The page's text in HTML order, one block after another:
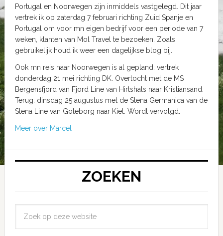
Portugal en Noorwegen zijn inmiddels vastgelegd. Dit jaar
vertrek ik op zaterdag 7 februari richting Zuid Spanje en
Portugal om voor mn eigen bedrijf voor een periode van 7
weken, klanten van Mol Travel te bezoeken. Zoals
gebruikelijk houd ik weer een dagelijkse blog bij.
Ook mn reis naar Noorwegen is al gepland: vertrek
donderdag 21 mei richting DK. Overtocht met de MS
Bergensfjord van Fjord Line van Hirtshals naar Kristiansand.
Terug: dinsdag 25 augustus met de Stena Germanica van de
Stena Line van Goteborg naar Kiel. Wordt vervolgd.
Meer over Marcel
ZOEKEN